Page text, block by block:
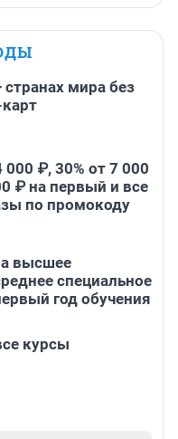
странах мира без
000 ₽, 30% от 7 000
₽ на первый и все
по промокоду
высшее
специальное
год обучения
курсы